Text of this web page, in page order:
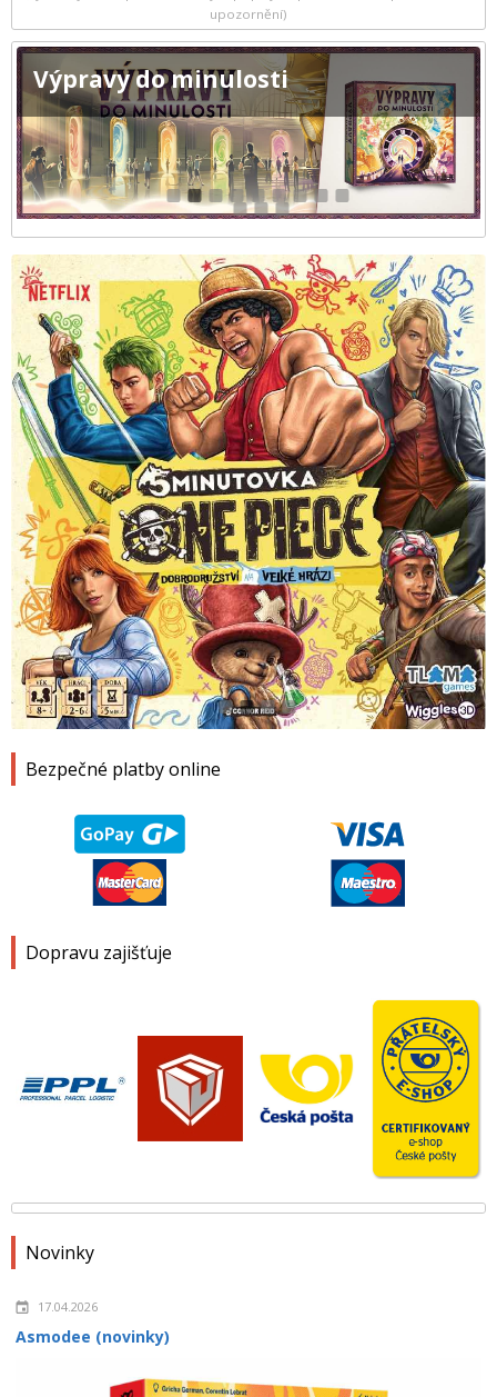
Bezpečné platby online
Dopravu zajišťuje
Novinky
17.04.2026
Asmodee (novinky)
upozornění)
Výpravy do minulosti